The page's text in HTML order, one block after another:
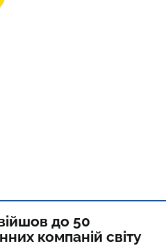
до 50
компаній світу